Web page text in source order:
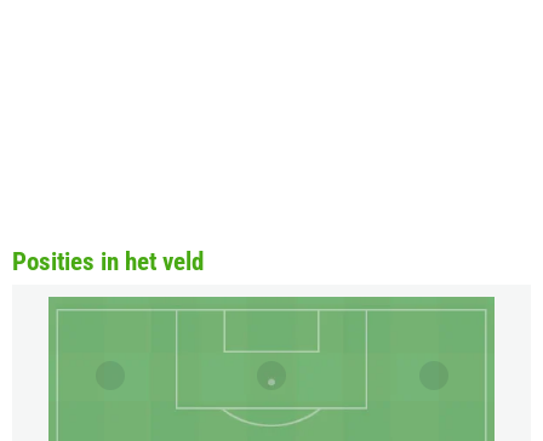
Posities in het veld